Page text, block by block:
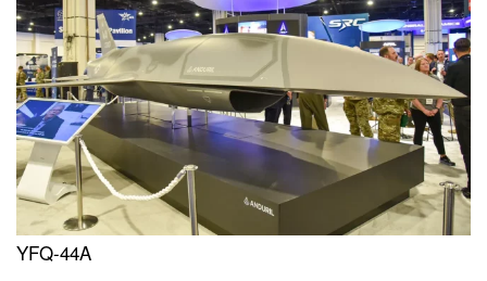
YFQ-44A